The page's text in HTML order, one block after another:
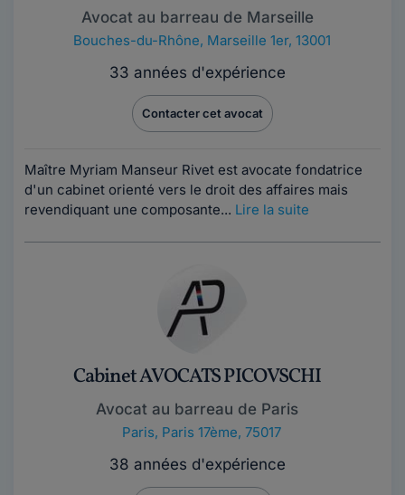
Avocat au barreau de Marseille
Bouches-du-Rhône, Marseille 1er, 13001
33 années d'expérience
Contacter cet avocat
Maître Myriam Manseur Rivet est avocate fondatrice
d'un cabinet orienté vers le droit des affaires mais
revendiquant une composante... Lire la suite
Cabinet AVOCATS PICOVSCHI
Avocat au barreau de Paris
Paris, Paris 17ème, 75017
38 années d'expérience